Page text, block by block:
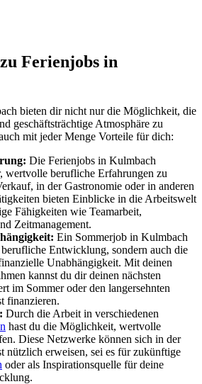
Ferienjobs in
bieten dir nicht nur die Möglichkeit, die
geschäftsträchtige Atmosphäre zu
mit jeder Menge Vorteile für dich:
Die Ferienjobs in Kulmbach
wertvolle berufliche Erfahrungen zu
in der Gastronomie oder in anderen
bieten Einblicke in die Arbeitswelt
Fähigkeiten wie Teamarbeit,
Zeitmanagement.
Ein Sommerjob in Kulmbach
Entwicklung, sondern auch die
Unabhängigkeit. Mit deinen
kannst du dir deinen nächsten
im Sommer oder den langersehnten
finanzieren.
Durch die Arbeit in verschiedenen
hast du die Möglichkeit, wertvolle
Diese Netzwerke können sich in der
nützlich erweisen, sei es für zukünftige
oder als Inspirationsquelle für deine